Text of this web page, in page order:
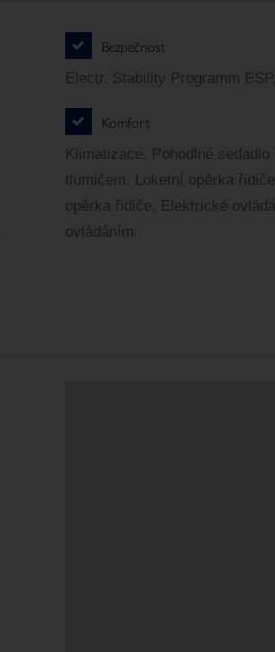
Bezpečnost
Electr. Stability Programm
Komfort
Klimatizace, Pohodlné
tlumičem, Loketní opěrka
opěrka řidiče, Elektrické
ovládáním